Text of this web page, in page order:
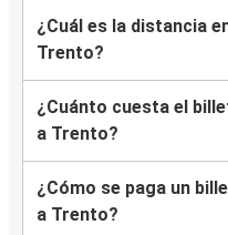
¿Cuál es la distancia
Trento?
¿Cuánto cuesta el
a Trento?
¿Cómo se paga un
a Trento?